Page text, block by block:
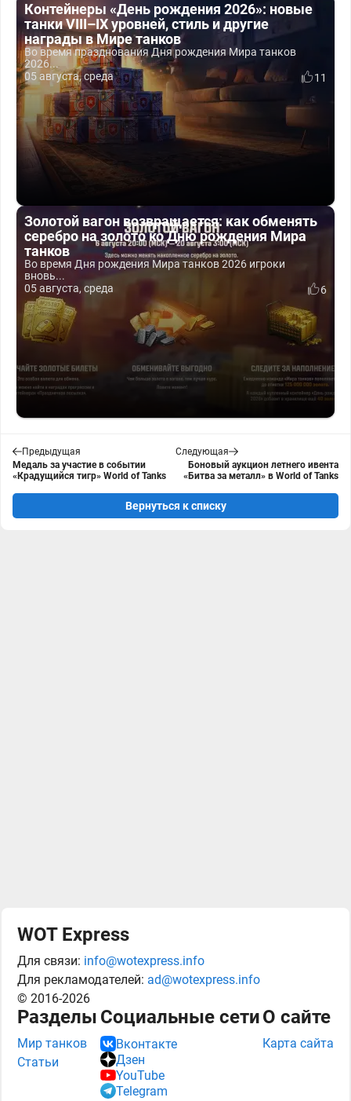
Контейнеры «День рождения 2026»: новые
танки VIII–IX уровней, стиль и другие
награды в Мире танков
Во время празднования Дня рождения Мира танков
2026...
05 августа, среда
11
Золотой вагон возвращается: как обменять
серебро на золото ко Дню рождения Мира
танков
Во время Дня рождения Мира танков 2026 игроки
вновь...
05 августа, среда
6
Предыдущая
Медаль за участие в событии
«Крадущийся тигр» World of Tanks
Следующая
Боновый аукцион летнего ивента
«Битва за металл» в World of Tanks
Вернуться к списку
WOT Express
Для связи: info@wotexpress.info
Для рекламодателей: ad@wotexpress.info
© 2016-2026
Разделы
Мир танков
Статьи
Социальные сети
Вконтакте
Дзен
YouTube
Telegram
О сайте
Карта сайта